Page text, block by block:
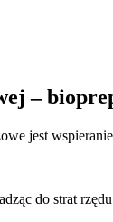
–
jest
do strat